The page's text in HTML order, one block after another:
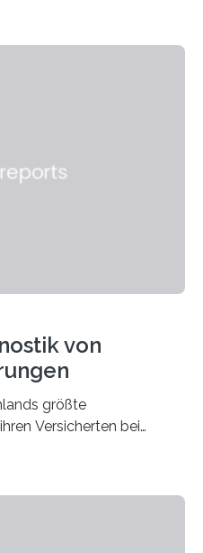
von
größte
Versicherten bei